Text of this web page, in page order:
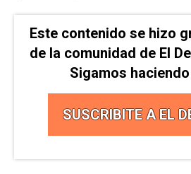
Este contenido se hizo
de la comunidad de El
Sigamos
SUSCRIBITE A EL